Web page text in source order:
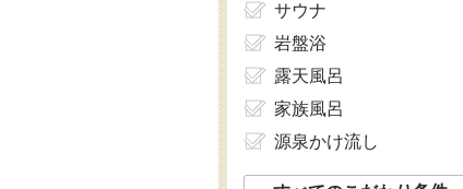
サウナ
岩盤浴
露天風呂
家族風呂
源泉かけ流し